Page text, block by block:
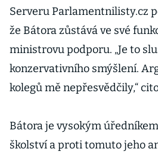
Serveru Parlamentnilisty.cz
že Bátora zůstává ve své
ministrovu podporu. „Je to
konzervativního smýšlení.
kolegů mě nepřesvědčily,“
Bátora je vysokým
školství a proti tomuto jeho